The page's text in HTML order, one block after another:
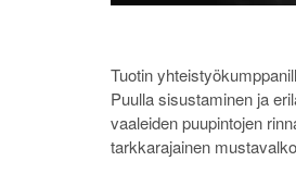
Tuotin
Puulla sisustaminen ja
vaaleiden puupintojen
tarkkarajainen